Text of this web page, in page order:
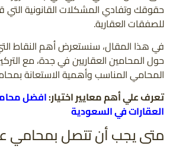
حقوقك وتفادي المشكلات القانونية التي
للصفقات العقارية.
في هذا المقال، سنستعرض أهم النقاط
حول المحامين العقاريين في جدة، مع
المحامي المناسب وأهمية الاستعانة
تعرف علي أهم معايير اختيار:افضل
العقارات في السعودية
متى يجب أن تتصل بمحامي